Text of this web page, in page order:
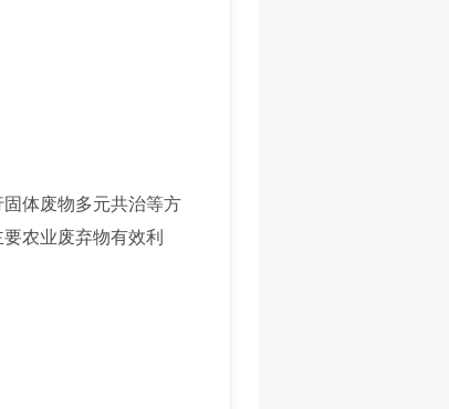
体废物多元共治等方
农业废弃物有效利